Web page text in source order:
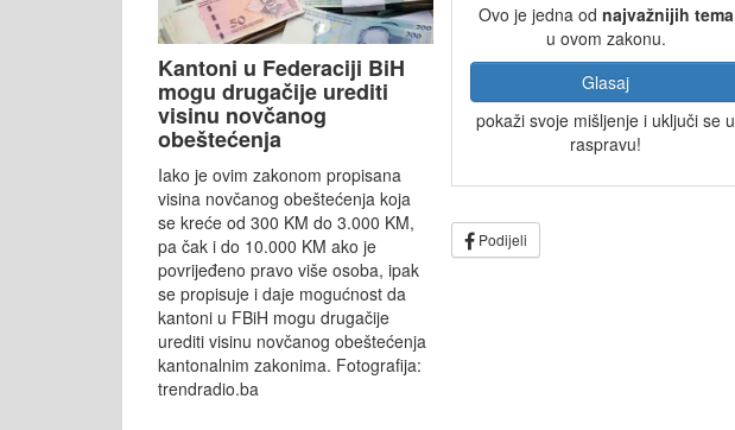
Kantoni u Federaciji BiH
mogu drugačije urediti
visinu novčanog
obeštećenja
Iako je ovim zakonom propisana
visina novčanog obeštećenja koja
se kreće od 300 KM do 3.000 KM,
pa čak i do 10.000 KM ako je
povrijeđeno pravo više osoba, ipak
se propisuje i daje mogućnost da
kantoni u FBiH mogu drugačije
urediti visinu novčanog obeštećenja
kantonalnim zakonima. Fotografija:
trendradio.ba
Ovo je jedna od najvažnijih tema
u ovom zakonu.
Glasaj
pokaži svoje mišljenje i uključi se u
raspravu!
Podijeli